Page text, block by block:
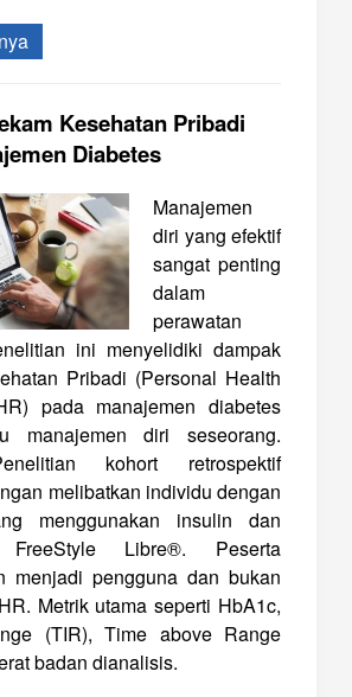
Kesehatan Pribadi
Diabetes
Manajemen
diri yang efektif
sangat penting
dalam
perawatan
ini menyelidiki dampak
Pribadi (Personal Health
pada manajemen diabetes
manajemen diri seseorang.
kohort retrospektif
melibatkan individu dengan
menggunakan insulin dan
FreeStyle Libre®. Peserta
menjadi pengguna dan bukan
Metrik utama seperti HbA1c,
(TIR), Time above Range
badan dianalisis.